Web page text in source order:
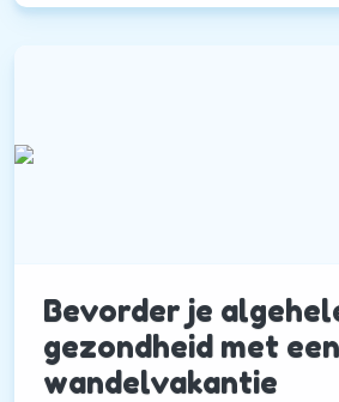
Bevorder je
gezondheid met een
wandelvakantie